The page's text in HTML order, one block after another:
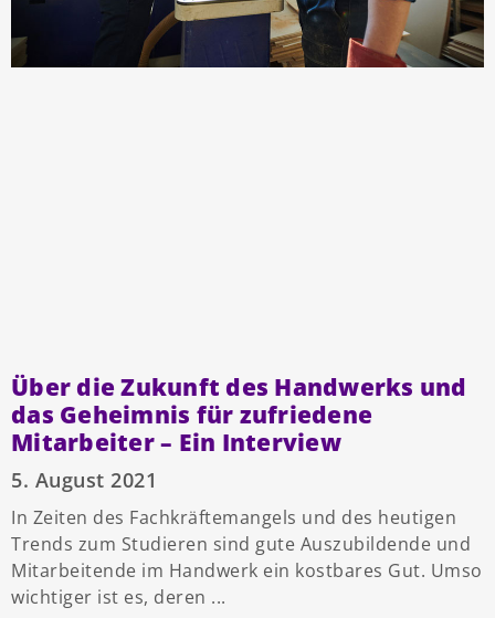
Über die Zukunft des Handwerks und
das Geheimnis für zufriedene
Mitarbeiter – Ein Interview
5. August 2021
In Zeiten des Fachkräftemangels und des heutigen
Trends zum Studieren sind gute Auszubildende und
Mitarbeitende im Handwerk ein kostbares Gut. Umso
wichtiger ist es, deren